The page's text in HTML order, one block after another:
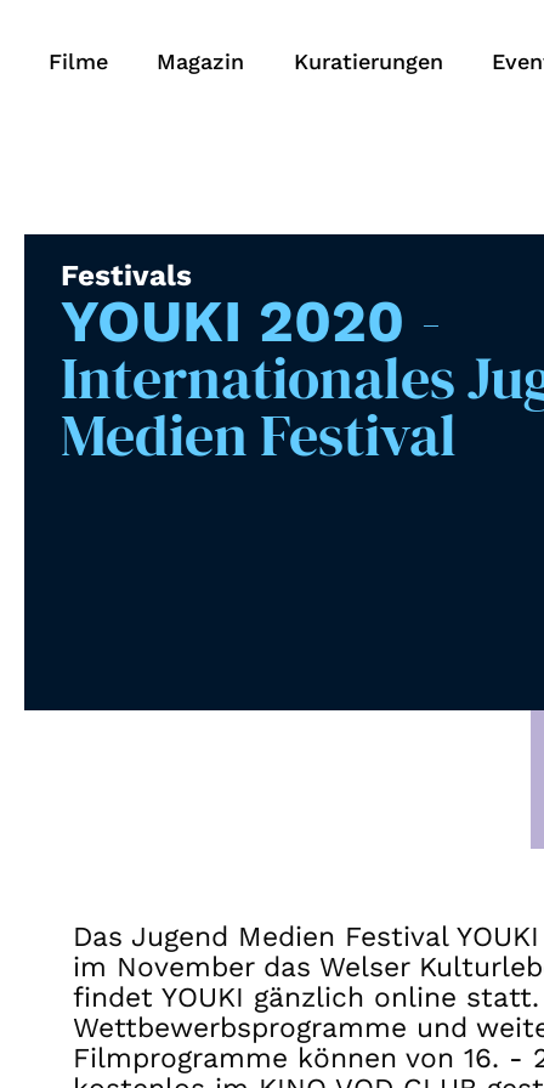
Filme Magazin Kuratierungen
Festivals
YOUKI 2020 -
Internationales
Medien Festival
Das Jugend Medien Festival
im November das Welser
findet YOUKI gänzlich online statt.
Wettbewerbsprogramme und
Filmprogramme können von 16. -